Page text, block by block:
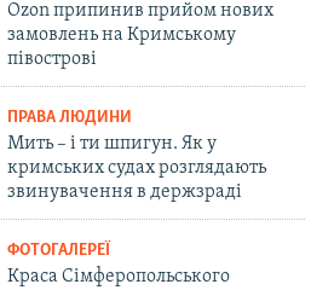
Ozon припинив прийом нових
замовлень на Кримському
півострові
ПРАВА ЛЮДИНИ
Мить – і ти шпигун. Як у
кримських судах розглядають
звинувачення в держзраді
ФОТОГАЛЕРЕЇ
Краса Сімферопольського